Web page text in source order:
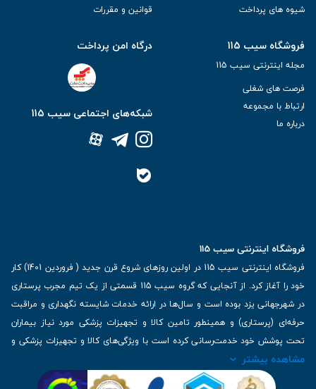
شیوه های پرداخت
قوانین و مقررات
فروشگاه سیب 115
مجله اینترنتی سیب 115
فرصت های شغلی
ارتباط با مجموعه
درباره ما
درگاه امن پرداخت
شبکه‌های اجتماعی سیب 115
فروشگاه اینترنتی سیب 115
فروشگاه اینترنتی سیب 115 در اولین روزهای شروع قرن جدید ( فروردین 1401) کار
خود را آغاز کرد. از آنجایی که گروه سیب 115 قسمتی از یک تیم مجرب پرستاری
در شهرجهانی یزد بوده است و سال‌ها در ارائه خدمات شایسته نگهداری و مراقبت
حرفه‌ای (پرستاری) و همینطور تامین کالا و تجهیزات پزشکی مورد نیاز بیماران
تحت پوشش خود خدمت‌رسانی کرده است با ویژگی‌های کالا و تجهیزات پزشکی و
برترین برندهای موجود در بازار اطلاعات بسیار ارزشمندی را دارا می‌باشد
مشاهده بیشتر